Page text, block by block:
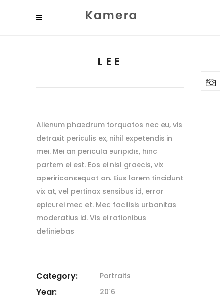
LEE
Alienum phaedrum torquatos nec eu, vis
detraxit periculis ex, nihil expetendis in
mei. Mei an pericula euripidis, hinc
partem ei est. Eos ei nisl graecis, vix
apeririconsequat an. Eius lorem tincidunt
vix at, vel pertinax sensibus id, error
epicurei mea et. Mea facilisis urbanitas
moderatius id. Vis ei rationibus
definiebas
Category: Portraits
Year: 2016